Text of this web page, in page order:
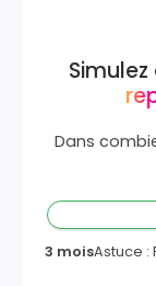
Dans
3 moisAstuce :